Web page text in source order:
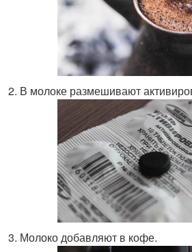
В молоке размешивают
Молоко добавляют в кофе.